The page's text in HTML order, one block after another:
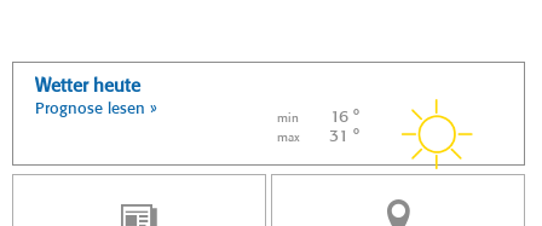
Wetter heute
Prognose lesen »
min 16 °
max 31 °